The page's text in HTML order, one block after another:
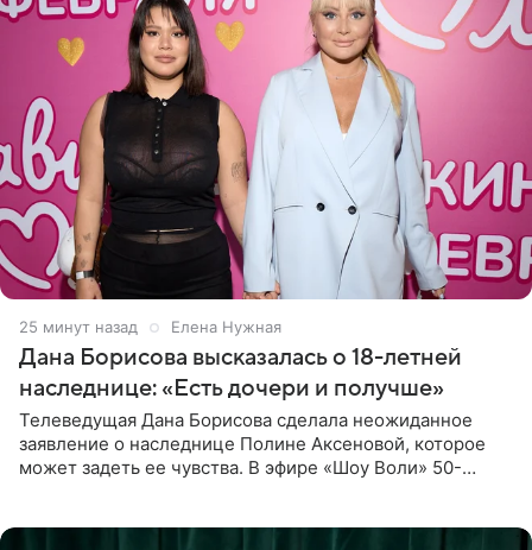
26 минут назад Елена Нужная
Дана Борисова высказалась о 18-летней
наследнице: «Есть дочери и получше»
Телеведущая Дана Борисова сделала неожиданное
заявление о наследнице Полине Аксеновой, которое
может задеть ее чувства. В эфире «Шоу Воли» 50-